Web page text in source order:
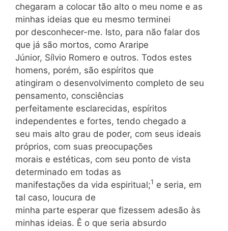
chegaram a colocar tão alto o meu nome e as
minhas ideias que eu mesmo terminei
por desconhecer-me. Isto, para não falar dos
que já são mortos, como Araripe
Júnior, Sílvio Romero e outros. Todos estes
homens, porém, são espíritos que
atingiram o desenvolvimento completo de seu
pensamento, consciências
perfeitamente esclarecidas, espíritos
independentes e fortes, tendo chegado a
seu mais alto grau de poder, com seus ideais
próprios, com suas preocupações
morais e estéticas, com seu ponto de vista
determinado em todas as
manifestações da vida espiritual;1 e seria, em
tal caso, loucura de
minha parte esperar que fizessem adesão às
minhas ideias. Ê o que seria absurdo